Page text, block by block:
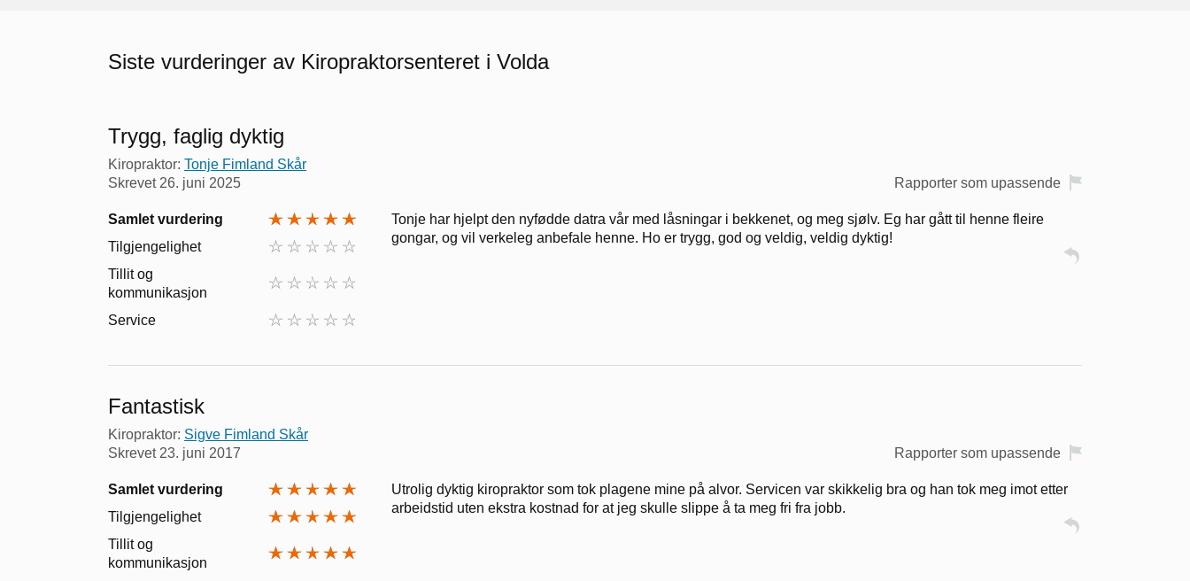
Siste vurderinger av Kiropraktorsenteret i Volda
Trygg, faglig dyktig
Kiropraktor: Tonje Fimland Skår
Skrevet 26. juni 2025 Rapporter som upassende
Samlet vurdering
Tilgjengelighet
Tillit og
kommunikasjon
Service
Tonje har hjelpt den nyfødde datra vår med låsningar i bekkenet, og meg sjølv. Eg har gått til henne fleire
gongar, og vil verkeleg anbefale henne. Ho er trygg, god og veldig, veldig dyktig!
Fantastisk
Kiropraktor: Sigve Fimland Skår
Skrevet 23. juni 2017 Rapporter som upassende
Samlet vurdering
Tilgjengelighet
Tillit og
kommunikasjon
Utrolig dyktig kiropraktor som tok plagene mine på alvor. Servicen var skikkelig bra og han tok meg imot etter
arbeidstid uten ekstra kostnad for at jeg skulle slippe å ta meg fri fra jobb.